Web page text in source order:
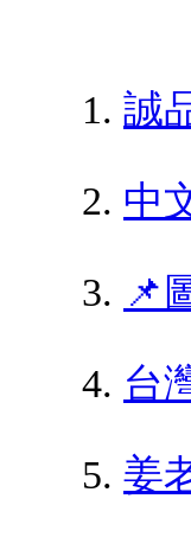
誠
中
📌
台
姜